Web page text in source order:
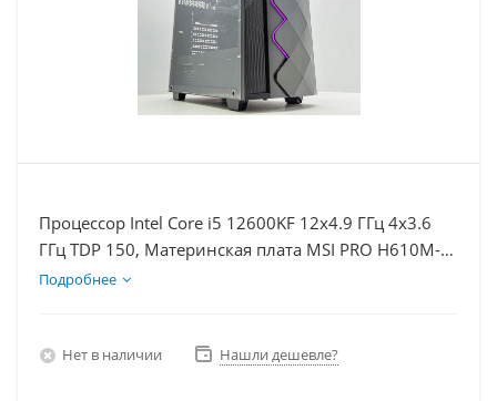
Процессор Intel Core i5 12600KF 12x4.9 ГГц 4x3.6
ГГц TDP 150, Материнская плата MSI PRO H610M-E,
Видеокарта RTX 4060 8Гб, Память DDR4 16Gb,
Подробнее
Нет в наличии Нашли дешевле?